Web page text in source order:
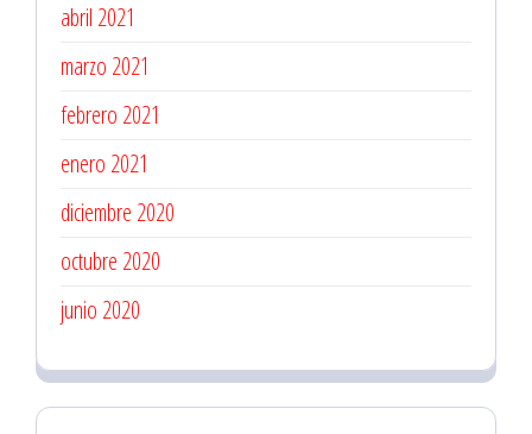
abril 2021
marzo 2021
febrero 2021
enero 2021
diciembre 2020
octubre 2020
junio 2020